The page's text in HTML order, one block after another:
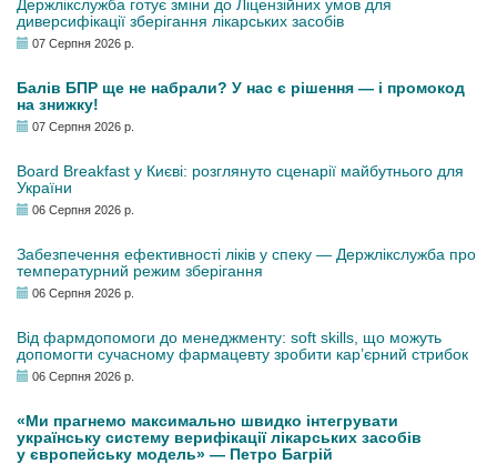
Держлікслужба готує зміни до Ліцензійних умов для
диверсифікації зберігання лікарських засобів
07 Серпня 2026 р.
Балів БПР ще не набрали? У нас є рішення — і промокод
на знижку!
07 Серпня 2026 р.
Board Breakfast у Києві: розглянуто сценарії майбутнього для
України
06 Серпня 2026 р.
Забезпечення ефективності ліків у спеку — Держлікслужба про
температурний режим зберігання
06 Серпня 2026 р.
Від фармдопомоги до менеджменту: soft skills, що можуть
допомогти сучасному фармацевту зробити кар’єрний стрибок
06 Серпня 2026 р.
«Ми прагнемо максимально швидко інтегрувати
українську систему верифікації лікарських засобів
у європейську модель» — Петро Багрій